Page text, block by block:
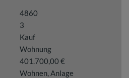
4860
3
Kauf
Wohnung
401.700,00 €
Wohnen Anlage